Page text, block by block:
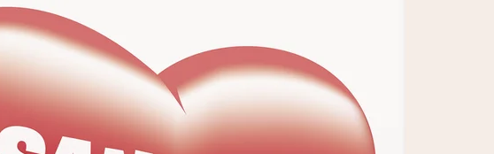
haar naam, jullie foto of een boodschap die raakt. Zonder gedoe, maar met alle